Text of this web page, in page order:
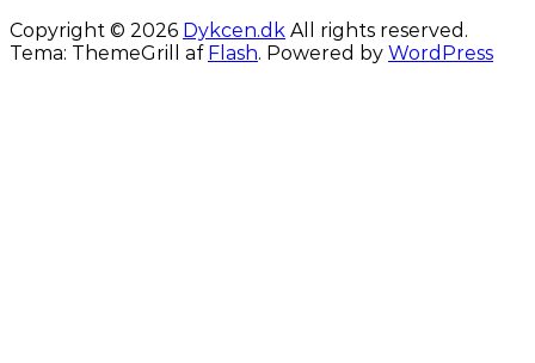
Copyright © 2026 Dykcen.dk All rights reserved.
Tema: ThemeGrill af Flash. Powered by WordPress